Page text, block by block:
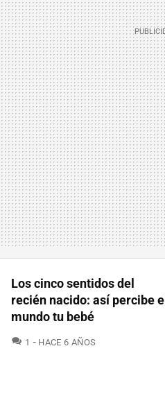
Los cinco sentidos del
recién nacido: así percibe el
mundo tu bebé
1 COMENTARIOS
HACE 6 AÑOS